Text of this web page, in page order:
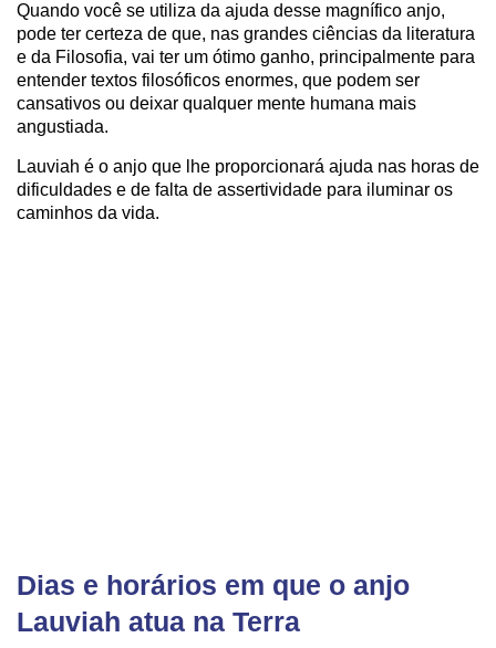
Quando você se utiliza da ajuda desse magnífico anjo,
pode ter certeza de que, nas grandes ciências da literatura
e da Filosofia, vai ter um ótimo ganho, principalmente para
entender textos filosóficos enormes, que podem ser
cansativos ou deixar qualquer mente humana mais
angustiada.
Lauviah é o anjo que lhe proporcionará ajuda nas horas de
dificuldades e de falta de assertividade para iluminar os
caminhos da vida.
Dias e horários em que o anjo
Lauviah atua na Terra